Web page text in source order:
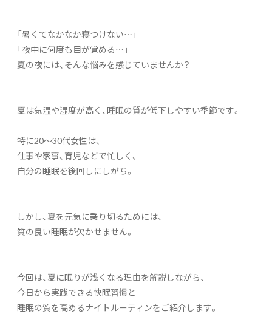
「暑くてなかなか寝つけない…」
「夜中に何度も目が覚める…」
夏の夜には、そんな悩みを感じていませんか？
夏は気温や湿度が高く、睡眠の質が低下しやすい季節です。
特に20〜30代女性は、
仕事や家事、育児などで忙しく、
自分の睡眠を後回しにしがち。
しかし、夏を元気に乗り切るためには、
質の良い睡眠が欠かせません。
今回は、夏に眠りが浅くなる理由を解説しながら、
今日から実践できる快眠習慣と
睡眠の質を高めるナイトルーティンをご紹介します。